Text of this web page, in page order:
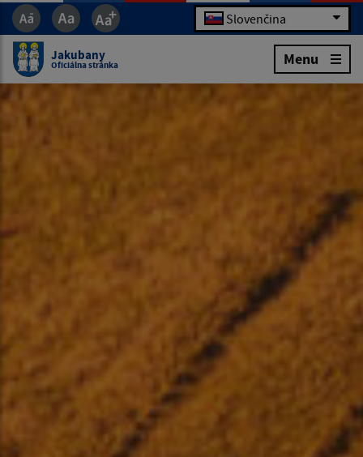
Slovenčina
Jakubany
Oficiálna stránka Menu